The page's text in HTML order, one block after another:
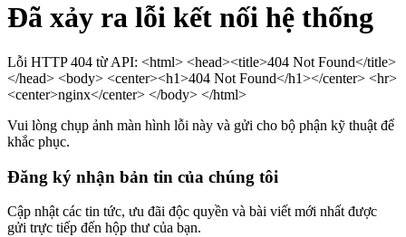
Đã xảy ra lỗi kết nối hệ thống
Lỗi HTTP 404 từ API: <html> <head><title>404 Not Found</title>
</head> <body> <center><h1>404 Not Found</h1></center> <hr>
<center>nginx</center> </body> </html>
Vui lòng chụp ảnh màn hình lỗi này và gửi cho bộ phận kỹ thuật để
khắc phục.
Đăng ký nhận bản tin của chúng tôi
Cập nhật các tin tức, ưu đãi độc quyền và bài viết mới nhất được
gửi trực tiếp đến hộp thư của bạn.